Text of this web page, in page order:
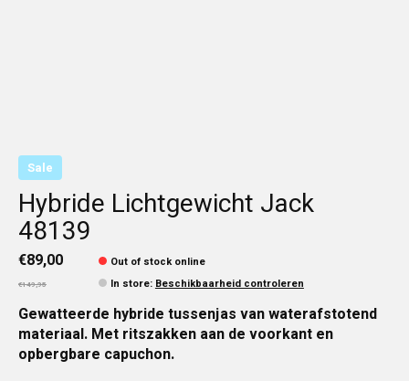
Sale
Hybride Lichtgewicht Jack
48139
€89,00
€149,95
Out of stock online
In store: Beschikbaarheid controleren
Gewatteerde hybride tussenjas van waterafstotend
materiaal. Met ritszakken aan de voorkant en
opbergbare capuchon.